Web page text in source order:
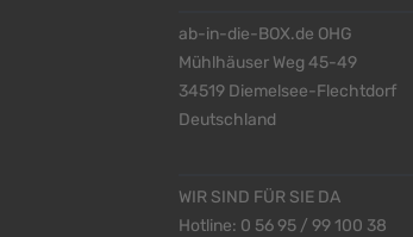
ab-in-die-BOX.de OHG
Mühlhäuser Weg 45-49
34519 Diemelsee-Flechtdorf
Deutschland
WIR SIND FÜR SIE DA
Hotline: 0 56 95 / 99 100 38